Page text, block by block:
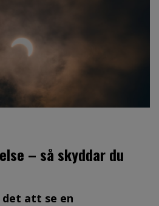
– så skyddar du
det att se en